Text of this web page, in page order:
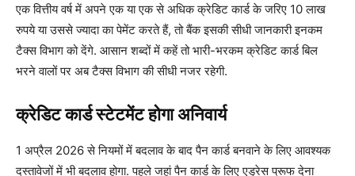
एक वित्तीय वर्ष में अपने एक या एक से अधिक क्रेडिट कार्ड के जरिए 10 लाख
रुपये या उससे ज्यादा का पेमेंट करते हैं, तो बैंक इसकी सीधी जानकारी इनकम
टैक्स विभाग को देंगे. आसान शब्दों में कहें तो भारी-भरकम क्रेडिट कार्ड बिल
भरने वालों पर अब टैक्स विभाग की सीधी नजर रहेगी.
क्रेडिट कार्ड स्टेटमेंट होगा अनिवार्य
1 अप्रैल 2026 से नियमों में बदलाव के बाद पैन कार्ड बनवाने के लिए आवश्यक
दस्तावेजों में भी बदलाव होगा. पहले जहां पैन कार्ड के लिए एड्रेस प्रूफ देना